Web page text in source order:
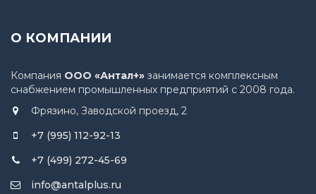
О КОМПАНИИ
Компания ООО «Антал+» занимается комплексным
снабжением промышленных предприятий с 2008 года.
Фрязино, Заводской проезд, 2
+7 (995) 112-92-13
+7 (499) 272-45-69
info@antalplus.ru